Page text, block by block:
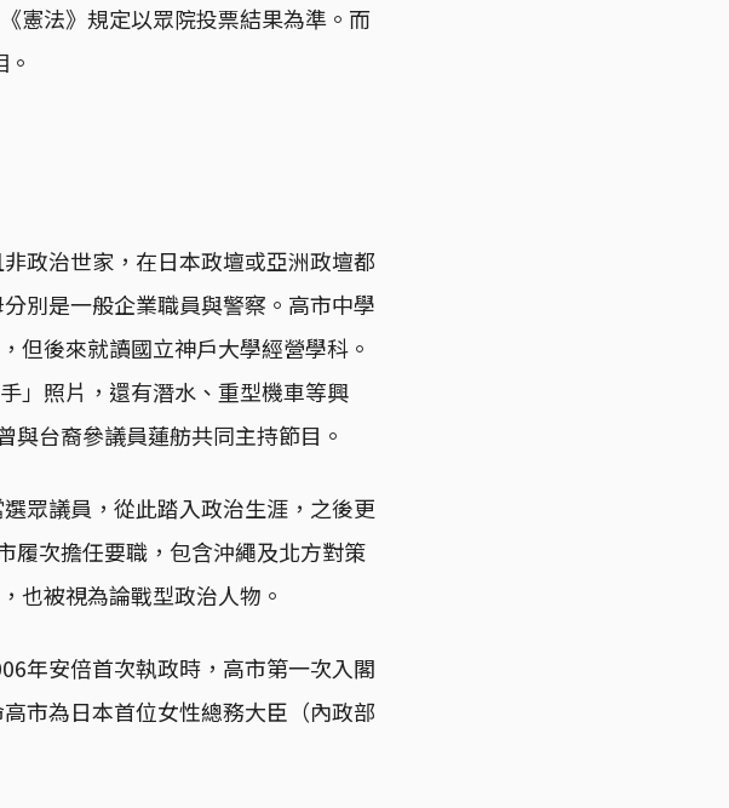
憲法》規定以眾院投票結果為準。而
政治世家，在日本政壇或亞洲政壇都
別是一般企業職員與警察。高市中學
但後來就讀國立神戶大學經營學科。
」照片，還有潛水、重型機車等興
台裔參議員蓮舫共同主持節目。
眾議員，從此踏入政治生涯，之後更
履次擔任要職，包含沖繩及北方對策
也被視為論戰型政治人物。
年安倍首次執政時，高市第一次入閣
市為日本首位女性總務大臣（內政部